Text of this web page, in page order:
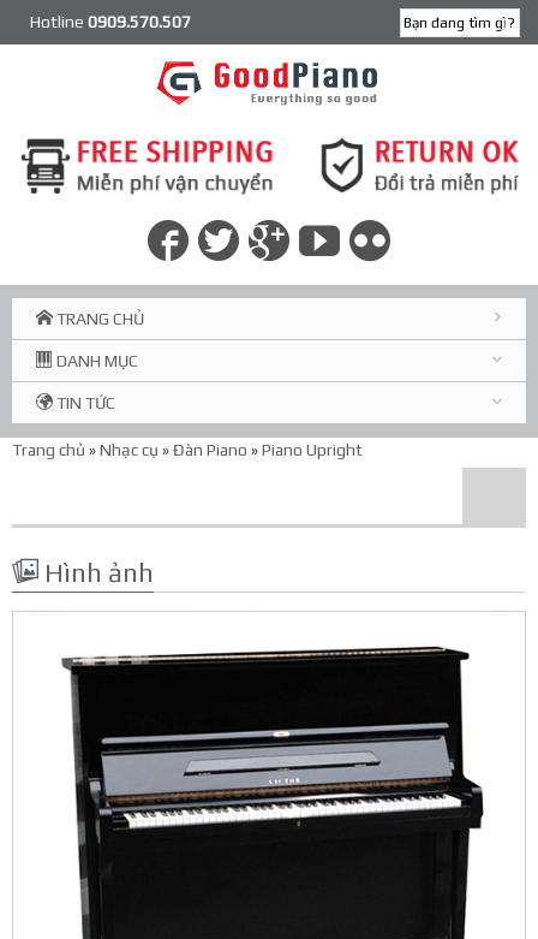
Hotline 0909.570.507
TRANG CHỦ
DANH MỤC
TIN TỨC
Trang chủ »Nhạc cụ »Đàn Piano »Piano Upright
Hình ảnh